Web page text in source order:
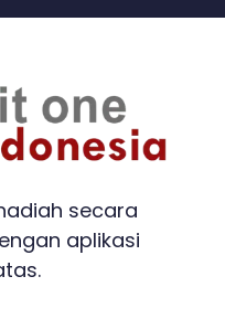
secara
aplikasi